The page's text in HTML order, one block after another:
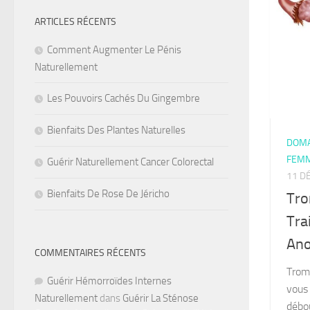
11
ARTICLES RÉCENTS
Comment Augmenter Le Pénis
Naturellement
Les Pouvoirs Cachés Du Gingembre
Bienfaits Des Plantes Naturelles
Guérir Naturellement Cancer Colorectal
Bienfaits De Rose De Jéricho
COMMENTAIRES RÉCENTS
Guérir Hémorroïdes Internes
Naturellement dans Guérir La Sténose